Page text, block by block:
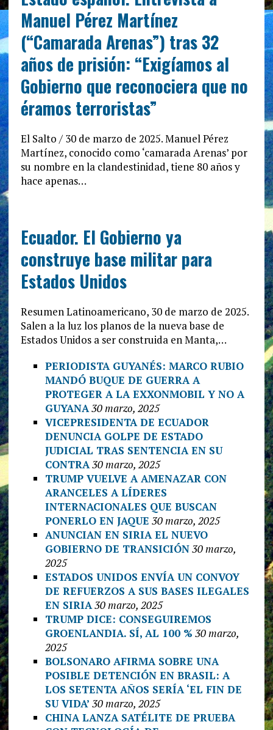
Manuel Pérez Martínez
(“Camarada Arenas”) tras 32
años de prisión: “Exigíamos al
Gobierno que reconociera que no
éramos terroristas”
El Salto / 30 de marzo de 2025. Manuel Pérez
Martínez, conocido como ‘camarada Arenas’ por
su nombre en la clandestinidad, tiene 80 años y
hace apenas…
Ecuador. El Gobierno ya
construye base militar para
Estados Unidos
Resumen Latinoamericano, 30 de marzo de 2025.
Salen a la luz los planos de la nueva base de
Estados Unidos a ser construida en Manta,…
PERIODISTA GUYANÉS: MARCO RUBIO
MANDÓ BUQUE DE GUERRA A
PROTEGER A LA EXXONMOBIL Y NO A
GUYANA30 marzo, 2025
VICEPRESIDENTA DE ECUADOR
DENUNCIA GOLPE DE ESTADO
JUDICIAL TRAS SENTENCIA EN SU
CONTRA30 marzo, 2025
TRUMP VUELVE A AMENAZAR CON
ARANCELES A LÍDERES
INTERNACIONALES QUE BUSCAN
PONERLO EN JAQUE 30 marzo, 2025
ANUNCIAN EN SIRIA EL NUEVO
GOBIERNO DE TRANSICIÓN30 marzo,
2025
ESTADOS UNIDOS ENVÍA UN CONVOY
DE REFUERZOS A SUS BASES ILEGALES
EN SIRIA30 marzo, 2025
TRUMP DICE: CONSEGUIREMOS
GROENLANDIA. SÍ, AL 100 % 30 marzo,
2025
BOLSONARO AFIRMA SOBRE UNA
POSIBLE DETENCIÓN EN BRASIL: A
LOS SETENTA AÑOS SERÍA ‘EL FIN DE
SU VIDA’ 30 marzo, 2025
CHINA LANZA SATÉLITE DE PRUEBA